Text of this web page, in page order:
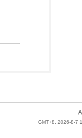
GMT+8, 2026-8-7